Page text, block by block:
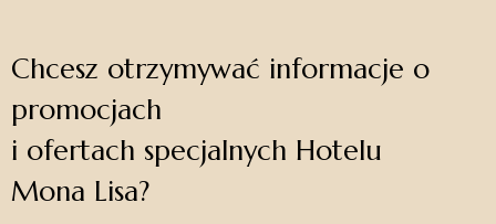
Chcesz otrzymywać informacje o
promocjach
i ofertach specjalnych Hotelu
Mona Lisa?